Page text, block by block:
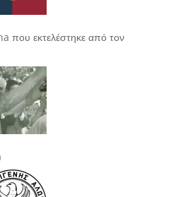
που εκτελέστηκε από τον